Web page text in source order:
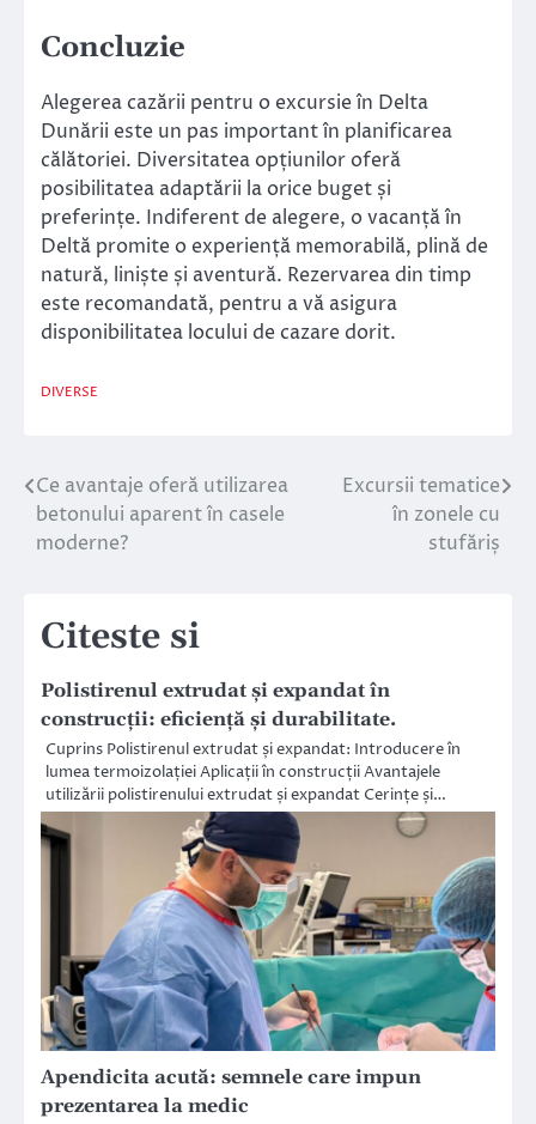
Concluzie
Alegerea cazării pentru o excursie în Delta
Dunării este un pas important în planificarea
călătoriei. Diversitatea opțiunilor oferă
posibilitatea adaptării la orice buget și
preferințe. Indiferent de alegere, o vacanță în
Deltă promite o experiență memorabilă, plină de
natură, liniște și aventură. Rezervarea din timp
este recomandată, pentru a vă asigura
disponibilitatea locului de cazare dorit.
DIVERSE
Navigare
în
Ce avantaje oferă utilizarea
betonului aparent în casele
moderne?
Excursii tematice
în zonele cu
stufăriș
Citeste si
Polistirenul extrudat și expandat în
construcții: eficiență și durabilitate.
Cuprins Polistirenul extrudat și expandat: Introducere în
lumea termoizolației Aplicații în construcții Avantajele
utilizării polistirenului extrudat și expandat Cerințe și…
Apendicita acută: semnele care impun
prezentarea la medic